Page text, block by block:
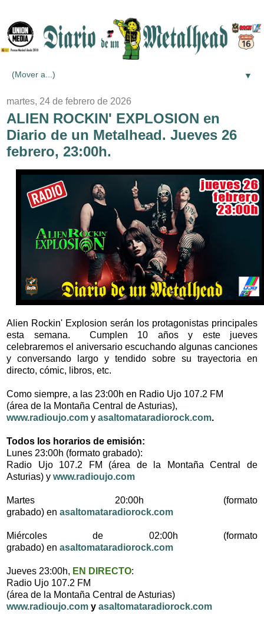
▼
martes, 24 de febrero de 2026
ALIEN ROCKIN' EXPLOSION en
Diario de un Metalhead. Jueves 26
febrero, 23:00h.
Alien Rockin' Explosion serán los protagonistas principales
esta semana. Cumplen 10 años y este jueves
celebraremos el aniversario escuchando algunas canciones
y conversando largo y tendido sobre su trayectoria en
directo, cómic, libros, etc.
Como siempre, a las 23:00h en Radio Ujo 107.2 FM
(área de la Montaña Central de Asturias),
www.radioujo.com y asaltomataradiorock.com.
Todos los horarios de emisión:
Lunes 23:00h (formato grabado):
Radio Ujo 107.2 FM (área de la Montaña Central de
Asturias) y www.radioujo.com
Martes 20:00h (formato
grabado) en asaltomataradiorock.com
Miércoles de 02:00h (formato
grabado) en asaltomataradiorock.com
Jueves 23:00h, EN DIRECTO:
Radio Ujo 107.2 FM
(área de la Montaña Central de Asturias)
www.radioujo.com y asaltomataradiorock.com